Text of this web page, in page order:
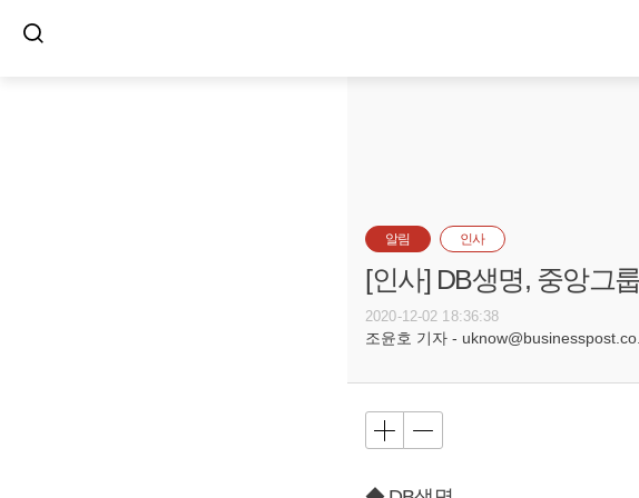
알림 인사
[인사] DB생명, 중앙그
2020-12-02 18:36:38
조윤호 기자 -